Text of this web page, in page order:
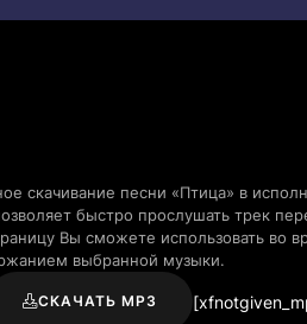
скачивание песни «Птица» в
быстро прослушать трек
Вы сможете использовать во
выбранной музыки.
СКАЧАТЬ MP3